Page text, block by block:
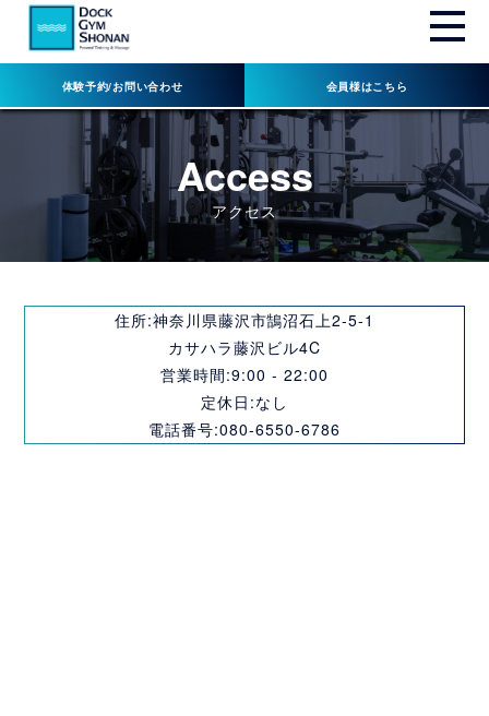
体験予約/お問い合わせ 会員様はこちら
Access
アクセス
住所:神奈川県藤沢市鵠沼石上2-5-1
カサハラ藤沢ビル4C
営業時間:9:00 - 22:00
定休日:なし
電話番号:080-6550-6786